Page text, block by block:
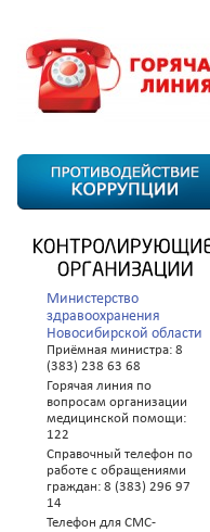
Министерство
здравоохранения
Новосибирской области
Приёмная министра: 8
(383) 238 63 68
Горячая линия по
вопросам организации
медицинской помощи:
122
Справочный телефон по
работе с обращениями
граждан: 8 (383) 296 97
14
Телефон для СМС-